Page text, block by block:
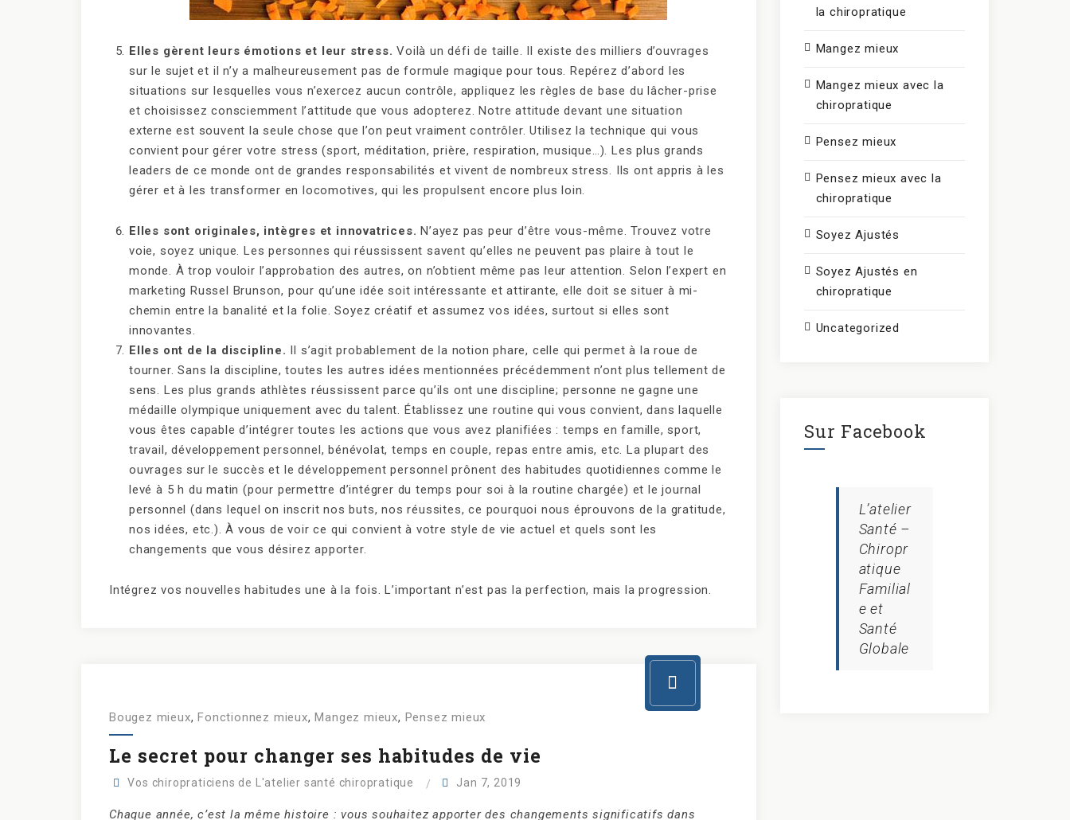
Elles gèrent leurs émotions et leur stress. Voilà un défi de taille. Il existe des milliers d’ouvrages
sur le sujet et il n’y a malheureusement pas de formule magique pour tous. Repérez d’abord les
situations sur lesquelles vous n’exercez aucun contrôle, appliquez les règles de base du lâcher-prise
et choisissez consciemment l’attitude que vous adopterez. Notre attitude devant une situation
externe est souvent la seule chose que l’on peut vraiment contrôler. Utilisez la technique qui vous
convient pour gérer votre stress (sport, méditation, prière, respiration, musique…). Les plus grands
leaders de ce monde ont de grandes responsabilités et vivent de nombreux stress. Ils ont appris à les
gérer et à les transformer en locomotives, qui les propulsent encore plus loin.
Elles sont originales, intègres et innovatrices. N’ayez pas peur d’être vous-même. Trouvez votre
voie, soyez unique. Les personnes qui réussissent savent qu’elles ne peuvent pas plaire à tout le
monde. À trop vouloir l’approbation des autres, on n’obtient même pas leur attention. Selon l’expert en
marketing Russel Brunson, pour qu’une idée soit intéressante et attirante, elle doit se situer à mi-
chemin entre la banalité et la folie. Soyez créatif et assumez vos idées, surtout si elles sont
innovantes.
Elles ont de la discipline. Il s’agit probablement de la notion phare, celle qui permet à la roue de
tourner. Sans la discipline, toutes les autres idées mentionnées précédemment n’ont plus tellement de
sens. Les plus grands athlètes réussissent parce qu’ils ont une discipline; personne ne gagne une
médaille olympique uniquement avec du talent. Établissez une routine qui vous convient, dans laquelle
vous êtes capable d’intégrer toutes les actions que vous avez planifiées : temps en famille, sport,
travail, développement personnel, bénévolat, temps en couple, repas entre amis, etc. La plupart des
ouvrages sur le succès et le développement personnel prônent des habitudes quotidiennes comme le
levé à 5 h du matin (pour permettre d’intégrer du temps pour soi à la routine chargée) et le journal
personnel (dans lequel on inscrit nos buts, nos réussites, ce pourquoi nous éprouvons de la gratitude,
nos idées, etc.). À vous de voir ce qui convient à votre style de vie actuel et quels sont les
changements que vous désirez apporter.
Intégrez vos nouvelles habitudes une à la fois. L’important n’est pas la perfection, mais la progression.
Bougez mieux,Fonctionnez mieux,Mangez mieux, Pensez mieux
Le secret pour changer ses habitudes de vie
Vos chiropraticiens de L'atelier santé chiropratique Jan 7, 2019
Chaque année, c’est la même histoire : vous souhaitez apporter des changements significatifs dans
la chiropratique
Mangez mieux
Mangez mieux avec la
chiropratique
Pensez mieux
Pensez mieux avec la
chiropratique
Soyez Ajustés
Soyez Ajustés en
chiropratique
Uncategorized
Sur Facebook
L’atelier
Santé –
Chiropr
atique
Familial
e et
Santé
Globale